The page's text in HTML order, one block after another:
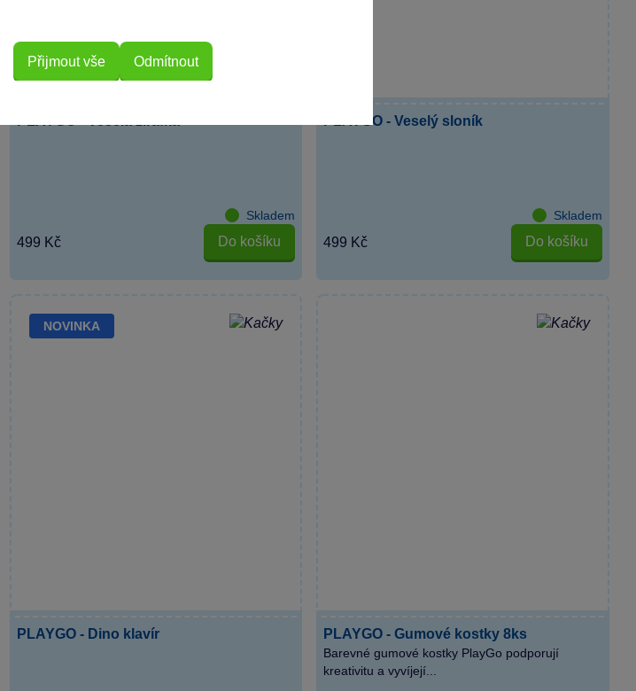
Skladem
499 Kč Do košíku
PLAYGO - Veselý sloník
Skladem
499 Kč Do košíku
NOVINKA
PLAYGO - Dino klavír PLAYGO - Gumové kostky 8ks
Barevné gumové kostky PlayGo podporují
kreativitu a vyvíjejí...
Odmítnout
Přijmout vše